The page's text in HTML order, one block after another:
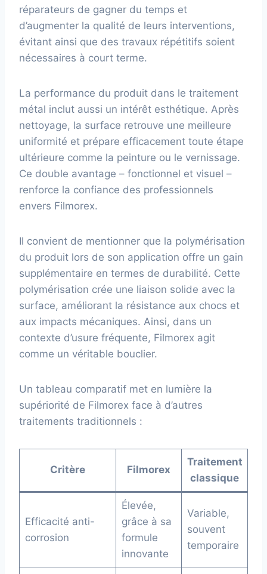
réparateurs de gagner du temps et
d’augmenter la qualité de leurs interventions,
évitant ainsi que des travaux répétitifs soient
nécessaires à court terme.
La performance du produit dans le traitement
métal inclut aussi un intérêt esthétique. Après
nettoyage, la surface retrouve une meilleure
uniformité et prépare efficacement toute étape
ultérieure comme la peinture ou le vernissage.
Ce double avantage – fonctionnel et visuel –
renforce la confiance des professionnels
envers Filmorex.
Il convient de mentionner que la polymérisation
du produit lors de son application offre un gain
supplémentaire en termes de durabilité. Cette
polymérisation crée une liaison solide avec la
surface, améliorant la résistance aux chocs et
aux impacts mécaniques. Ainsi, dans un
contexte d’usure fréquente, Filmorex agit
comme un véritable bouclier.
Un tableau comparatif met en lumière la
supériorité de Filmorex face à d’autres
traitements traditionnels :
Critère Filmorex
Traitement
classique
Efficacité anti-
corrosion
Élevée,
grâce à sa
formule
innovante
Variable,
souvent
temporaire